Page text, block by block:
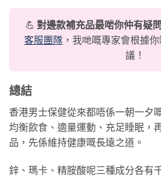
💪 對邊款補充品最啱你仲有疑
客服團隊 ，我哋嘅專家會根據
議！
總結
香港男士保健從來都唔係一朝一夕
均衡飲食、適量運動、充足睡眠，
品，先係維持健康嘅長遠之道。
鋅、瑪卡、精胺酸呢三種成分各有